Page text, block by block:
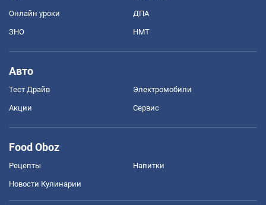
Онлайн уроки ДПА
ЗНО НМТ
Авто
Тест Драйв Электромобили
Акции Сервис
Food Oboz
Рецепты Напитки
Новости Кулинарии